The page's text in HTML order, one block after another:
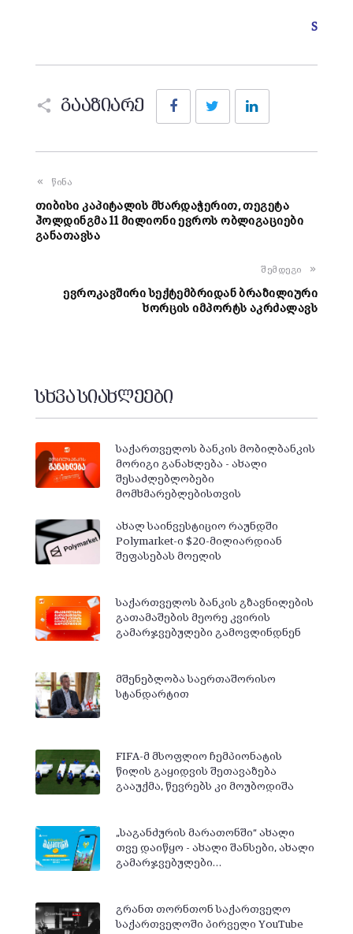
S
გააზიარე
FacebookTwitter
წინა
თიბისი კაპიტალის მხარდაჭერით, თეგეტა
ჰოლდინგმა 11 მილიონი ევროს ობლიგაციები
განათავსა
შემდეგი
ევროკავშირი სექტემბრიდან ბრაზილიური
ხორცის იმპორტს აკრძალავს
სხვა სიახლეები
საქართველოს ბანკის მობილბანკის
მორიგი განახლება - ახალი
შესაძლებლობები
მომხმარებლებისთვის
ახალ საინვესტიციო რაუნდში
Polymarket-ი $20-მილიარდიან
შეფასებას მოელის
საქართველოს ბანკის გზავნილების
გათამაშების მეორე კვირის
გამარჯვებულები გამოვლინდნენ
მშენებლობა საერთაშორისო
სტანდარტით
FIFA-მ მსოფლიო ჩემპიონატის
წილის გაყიდვის შეთავაზება
გააუქმა, წევრებს კი მოუბოდიშა
„საგანძურის მარათონში“ ახალი
თვე დაიწყო - ახალი შანსები, ახალი
გამარჯვებულები…
გრანთ თორნთონ საქართველო
საქართველოში პირველი YouTube